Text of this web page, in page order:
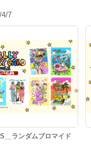
7
ランダムブロマイド